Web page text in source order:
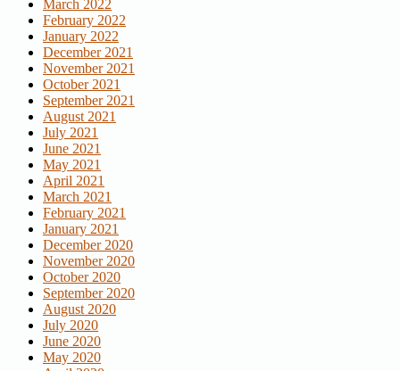
March 2022
February 2022
January 2022
December 2021
November 2021
October 2021
September 2021
August 2021
July 2021
June 2021
May 2021
April 2021
March 2021
February 2021
January 2021
December 2020
November 2020
October 2020
September 2020
August 2020
July 2020
June 2020
May 2020